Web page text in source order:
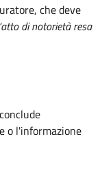
che deve
di notorietà resa
o l'informazione